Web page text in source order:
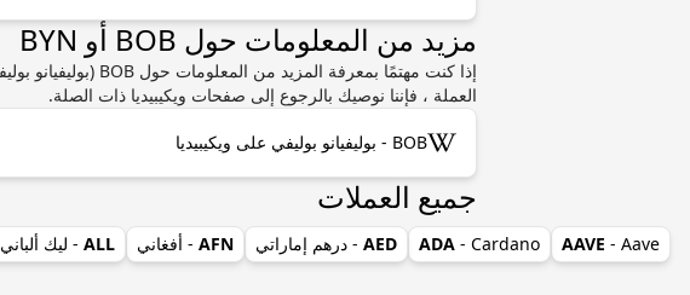
مزيد من المعلومات حول BOB أو BYN
العملة ، فإننا نوصيك بالرجوع إلى صفحات ويكيبيديا ذات الصلة.
BOB - بوليفيانو بوليفي على ويكيبيديا
جميع العملات
AAVE - Aave
ADA - Cardano
AED - درهم إماراتي AFN - أفغاني ALL - ليك ألباني